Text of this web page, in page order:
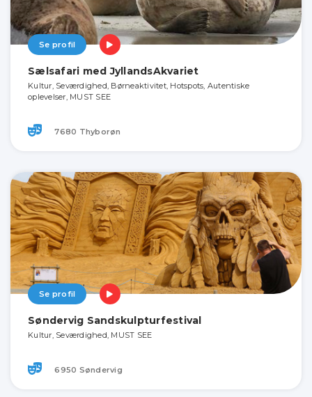
Se profil
Sælsafari med JyllandsAkvariet
Kultur, Seværdighed, Børneaktivitet, Hotspots, Autentiske
oplevelser, MUST SEE
7680 Thyborøn
Se profil
Søndervig Sandskulpturfestival
Kultur, Seværdighed, MUST SEE
6950 Søndervig